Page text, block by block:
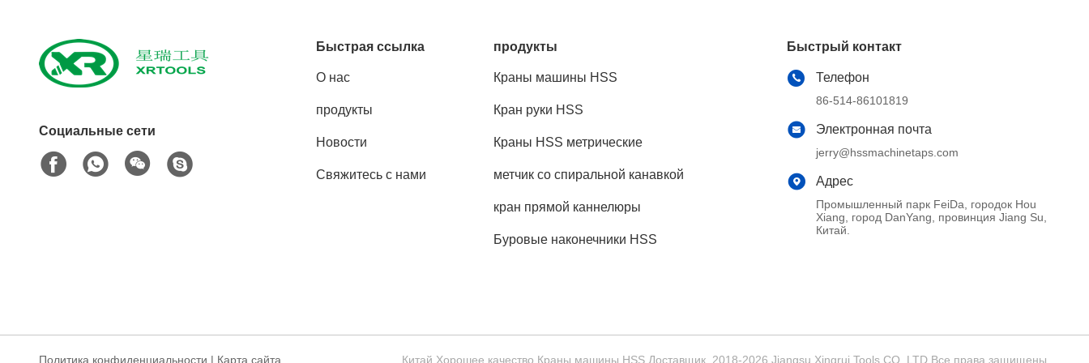
Социальные сети
Быстрая ссылка
О нас
продукты
Новости
Свяжитесь с нами
продукты
Краны машины HSS
Кран руки HSS
Краны HSS метрические
метчик со спиральной канавкой
кран прямой каннелюры
Буровые наконечники HSS
Быстрый контакт
Телефон
86-514-86101819
Электронная почта
jerry@hssmachinetaps.com
Адрес
Промышленный парк FeiDa, городок Hou
Xiang, город DanYang, провинция Jiang Su,
Китай.
Политика конфиденциальности | Карта сайта Китай Хорошее качество Краны машины HSS Доставщик. 2018-2026 Jiangsu Xingrui Tools CO.,LTD Все права защищены.